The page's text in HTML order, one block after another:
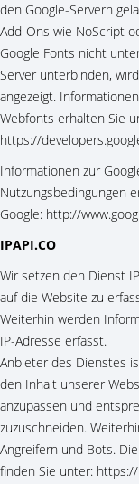
den Google-Servern
Add-Ons wie NoScript
Google Fonts nicht
Server unterbinden,
angezeigt.
Webfonts erhalten Sie
https://
Informationen zur
Nutzungsbedingungen
Google: http://
IPAPI.CO
Wir setzen den Dienst
auf die Website zu
Weiterhin werden
IP-Adresse erfasst.
Anbieter des Dienstes
den Inhalt unserer
anzupassen und
zuzuschneiden.
Angreifern und Bots.
finden Sie unter: